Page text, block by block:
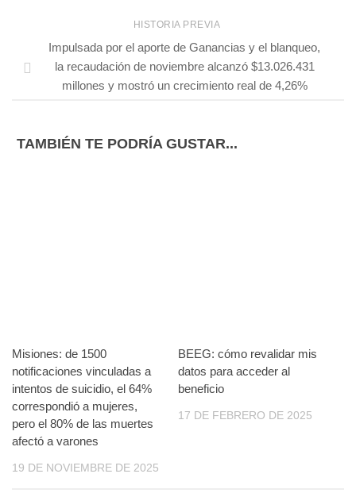
HISTORIA PREVIA
Impulsada por el aporte de Ganancias y el blanqueo,
la recaudación de noviembre alcanzó $13.026.431
millones y mostró un crecimiento real de 4,26%
TAMBIÉN TE PODRÍA GUSTAR...
Misiones: de 1500
notificaciones vinculadas a
intentos de suicidio, el 64%
correspondió a mujeres,
pero el 80% de las muertes
afectó a varones
19 DE NOVIEMBRE DE 2025
BEEG: cómo revalidar mis
datos para acceder al
beneficio
17 DE FEBRERO DE 2025